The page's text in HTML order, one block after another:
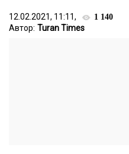
12.02.2021, 11:11, 1 140
Автор: Turan Times